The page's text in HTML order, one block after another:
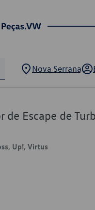
Nova Serrana
Escape de
Up!, Virtus